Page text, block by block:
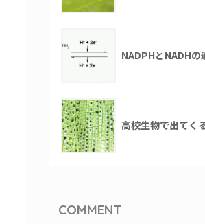
NADPHとNADHの
高校生物で出てく
COMMENT